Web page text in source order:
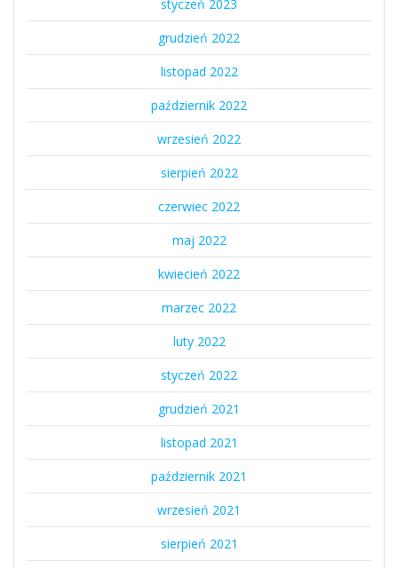
styczeń 2023
grudzień 2022
listopad 2022
październik 2022
wrzesień 2022
sierpień 2022
czerwiec 2022
maj 2022
kwiecień 2022
marzec 2022
luty 2022
styczeń 2022
grudzień 2021
listopad 2021
październik 2021
wrzesień 2021
sierpień 2021